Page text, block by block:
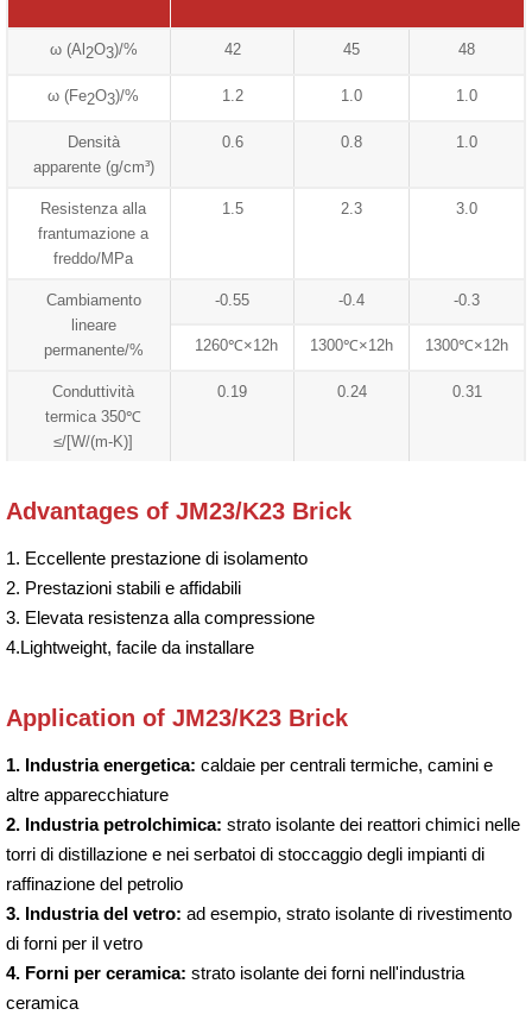
ω (Al 2O3)/% 42 45 48
ω (Fe2O3)/% 1.2 1.0 1.0
Densità
apparente (g/cm³)
0.6 0.8 1.0
Resistenza alla
frantumazione a
freddo/MPa
1.5 2.3 3.0
Cambiamento
lineare
permanente/%
-0.55 -0.4 -0.3
1260℃×12h 1300℃×12h 1300℃×12h
Conduttività
termica 350℃
≤/[W/(m-K)]
0.19 0.24 0.31
Advantages of JM23/K23 Brick
1. Eccellente prestazione di isolamento
2. Prestazioni stabili e affidabili
3. Elevata resistenza alla compressione
4.Lightweight, facile da installare
Application of JM23/K23 Brick
1. Industria energetica: caldaie per centrali termiche, camini e
altre apparecchiature
2. Industria petrolchimica: strato isolante dei reattori chimici nelle
torri di distillazione e nei serbatoi di stoccaggio degli impianti di
raffinazione del petrolio
3. Industria del vetro: ad esempio, strato isolante di rivestimento
di forni per il vetro
4. Forni per ceramica: strato isolante dei forni nell'industria
ceramica